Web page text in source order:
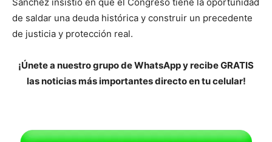
Sánchez insistió en que el Congreso tiene la oportunidad
de saldar una deuda histórica y construir un precedente
de justicia y protección real.
¡Únete a nuestro grupo de WhatsApp y recibe GRATIS
las noticias más importantes directo en tu celular!